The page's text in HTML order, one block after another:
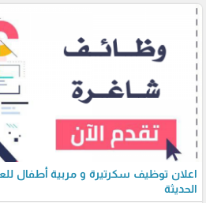
اعلان توظيف سكرتيرة و مربية أطفال
الحديثة